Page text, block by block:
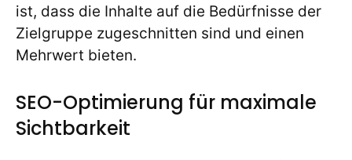
ist, dass die Inhalte auf die Bedürfnisse der
Zielgruppe zugeschnitten sind und einen
Mehrwert bieten.
SEO-Optimierung für maximale
Sichtbarkeit